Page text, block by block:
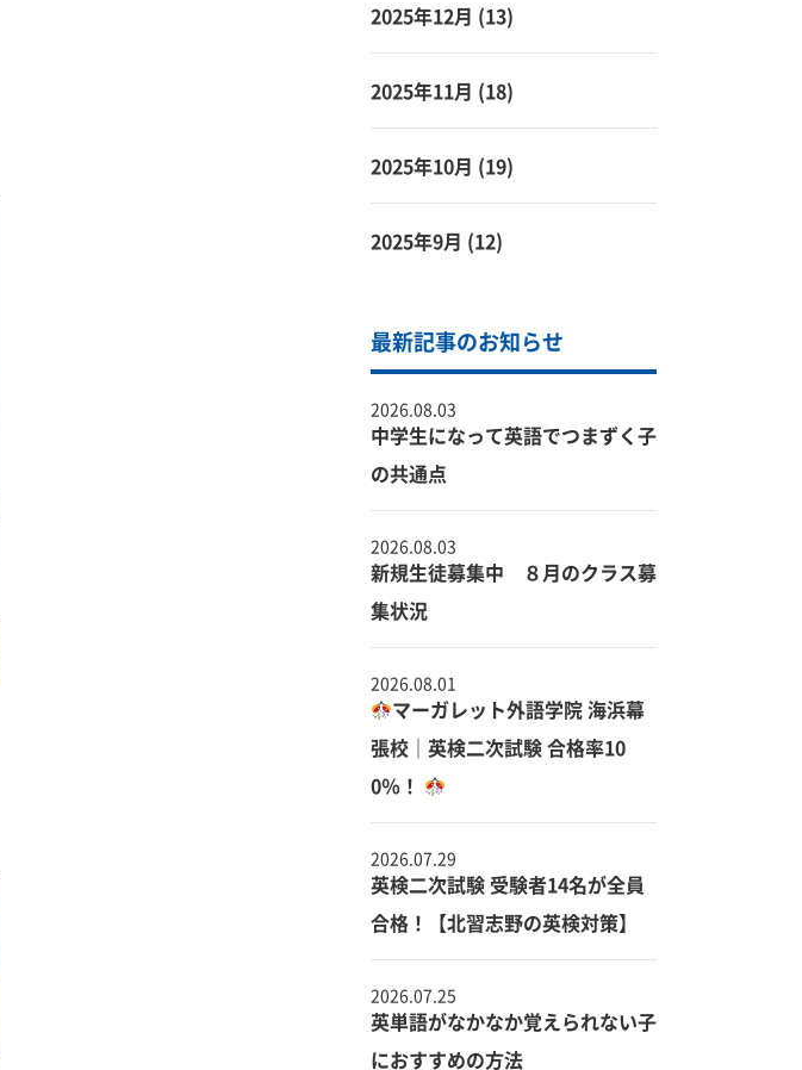
2025年12月 (13)
2025年11月 (18)
2025年10月 (19)
2025年9月 (12)
最新記事のお知らせ
中学生になって英語でつまずく子
の共通点
2026.08.03
新規生徒募集中 ８月のクラス募
集状況
2026.08.03
マーガレット外語学院 海浜幕
張校｜英検二次試験 合格率10
0％！
2026.08.01
英検二次試験 受験者14名が全員
合格！【北習志野の英検対策】
2026.07.29
英単語がなかなか覚えられない子
におすすめの方法
2026.07.25